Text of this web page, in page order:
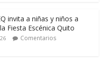
invita a niñas y niños a
Fiesta Escénica Quito
Comentarios